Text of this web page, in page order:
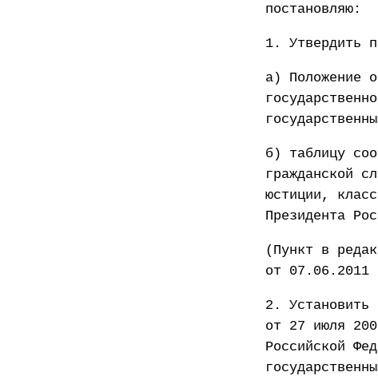
постановляю:
1. Утвердить
а) Положение
б) таблицу
гражданской
юстиции,
Президента
(Пункт в
от
2. Установить
от 27 июля
Российской